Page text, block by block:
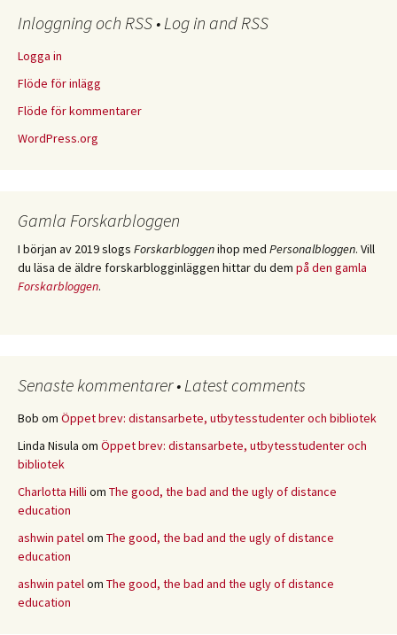
Inloggning och RSS • Log in and RSS
Logga in
Flöde för inlägg
Flöde för kommentarer
WordPress.org
Gamla Forskarbloggen
I början av 2019 slogs Forskarbloggenihop med Personalbloggen. Vill
du läsa de äldre forskarblogginläggen hittar du dem på den gamla
Forskarbloggen.
Senaste kommentarer • Latest comments
Bob om Öppet brev: distansarbete, utbytesstudenter och bibliotek
Linda Nisula om Öppet brev: distansarbete, utbytesstudenter och
bibliotek
Charlotta Hilli om The good, the bad and the ugly of distance
education
ashwin patelom The good, the bad and the ugly of distance
education
ashwin patelom The good, the bad and the ugly of distance
education